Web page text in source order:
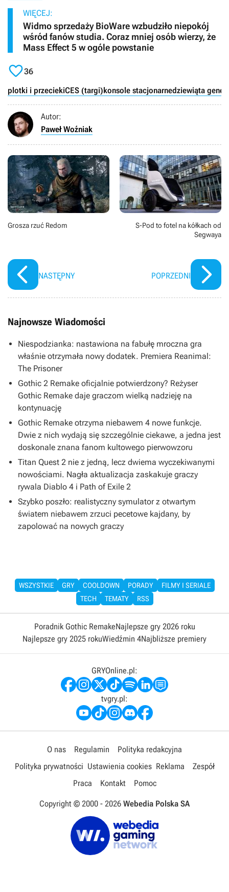
WIĘCEJ:
Widmo sprzedaży BioWare wzbudziło niepokój
wśród fanów studia. Coraz mniej osób wierzy, że
Mass Effect 5 w ogóle powstanie
36
plotki i przeciekiCES (targi)konsole stacjonarnedziewiąta
Autor:
Paweł Woźniak
Grosza rzuć Redom
NASTĘPNY
S-Pod to fotel na kółkach od
Segwaya
POPRZEDNI
Najnowsze Wiadomości
Niespodzianka: nastawiona na fabułę mroczna gra
właśnie otrzymała nowy dodatek. Premiera Reanimal:
The Prisoner
Gothic 2 Remake oficjalnie potwierdzony? Reżyser
Gothic Remake daje graczom wielką nadzieję na
kontynuację
Gothic Remake otrzyma niebawem 4 nowe funkcje.
Dwie z nich wydają się szczególnie ciekawe, a jedna jest
doskonale znana fanom kultowego pierwowzoru
Titan Quest 2 nie z jedną, lecz dwiema wyczekiwanymi
nowościami. Nagła aktualizacja zaskakuje graczy
rywala Diablo 4 i Path of Exile 2
Szybko poszło: realistyczny symulator z otwartym
światem niebawem zrzuci pecetowe kajdany, by
zapolować na nowych graczy
WSZYSTKIE GRY COOLDOWN PORADY
FILMY I SERIALE
TECH
TEMATY RSS
Poradnik Gothic RemakeNajlepsze gry 2026 roku
Najlepsze gry 2025 rokuWiedźmin 4Najbliższe premiery
GRYOnline.pl:
tvgry.pl:
O nas Regulamin
Polityka redakcyjna
Polityka prywatności Ustawienia cookies Reklama
Zespół
Praca
Kontakt Pomoc
Copyright © 2000 - 2026 Webedia Polska SA